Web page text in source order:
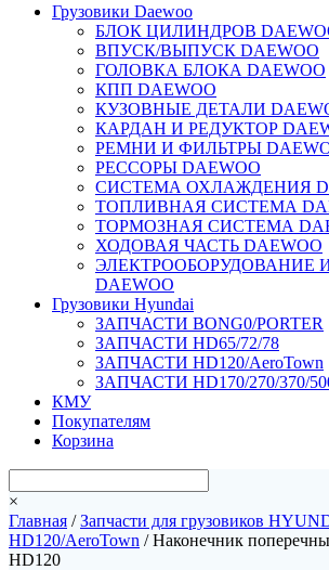
Грузовики Daewoo
БЛОК ЦИЛИНДРОВ
ВПУСК/ВЫПУСК DAEWOO
ГОЛОВКА БЛОКА DAEWOO
КПП DAEWOO
КУЗОВНЫЕ ДЕТАЛИ
КАРДАН И РЕДУКТОР
РЕМНИ И ФИЛЬТРЫ
РЕССОРЫ DAEWOO
СИСТЕМА ОХЛАЖДЕНИЯ
ТОПЛИВНАЯ СИСТЕМА
ТОРМОЗНАЯ СИСТЕМА
ХОДОВАЯ ЧАСТЬ DAEWOO
ЭЛЕКТРООБОРУДОВАНИЕ
DAEWOO
Грузовики Hyundai
ЗАПЧАСТИ BONG0/PORTER
ЗАПЧАСТИ HD65/72/78
ЗАПЧАСТИ HD120/AeroTown
ЗАПЧАСТИ HD170/270/370/
КМУ
Покупателям
Корзина
×
Главная /Запчасти для грузовиков
HD120/AeroTown / Наконечник
HD120